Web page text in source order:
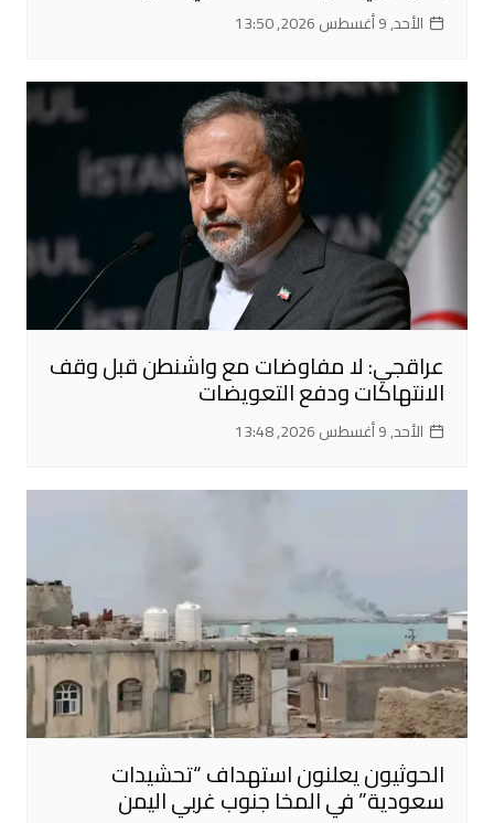
الأحد, 9 أغسطس 2026, 13:50
عراقجي: لا مفاوضات مع واشنطن قبل وقف
الانتهاكات ودفع التعويضات
الأحد, 9 أغسطس 2026, 13:48
الحوثيون يعلنون استهداف “تحشيدات
سعودية” في المخا جنوب غربي اليمن